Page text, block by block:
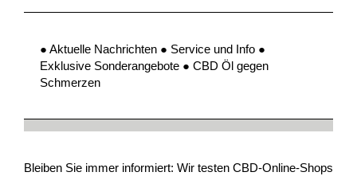
● Aktuelle Nachrichten ● Service und Info ●
Exklusive Sonderangebote ● CBD Öl gegen
Schmerzen
Bleiben Sie immer informiert: Wir testen CBD-Online-Shops